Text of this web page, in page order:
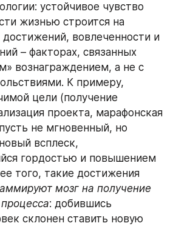
устойчивое чувство
жизнью строится на
вовлеченности и
– факторах, связанных
вознаграждением, а не с
К примеру,
цели (получение
проекта, марафонская
не мгновенный, но
всплеск,
гордостью и повышением
того, такие достижения
мозг на получение
: добившись
склонен ставить новую